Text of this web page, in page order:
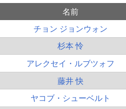
名前
チョン ジョンウォン
杉本 怜
アレクセイ・ルブツォフ
藤井 快
ヤコブ・シューベルト